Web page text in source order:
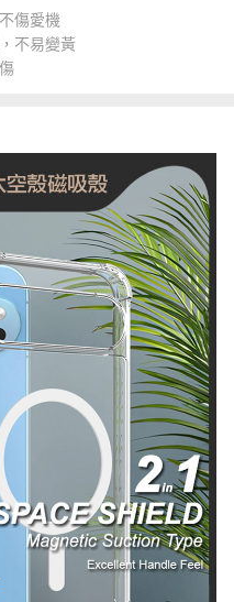
傷愛機
不易變黃